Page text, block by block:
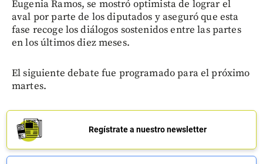
Eugenia Ramos, se mostró optimista de lograr el
aval por parte de los diputados y aseguró que esta
fase recoge los diálogos sostenidos entre las partes
en los últimos diez meses.
El siguiente debate fue programado para el próximo
martes.
Regístrate a nuestro newsletter